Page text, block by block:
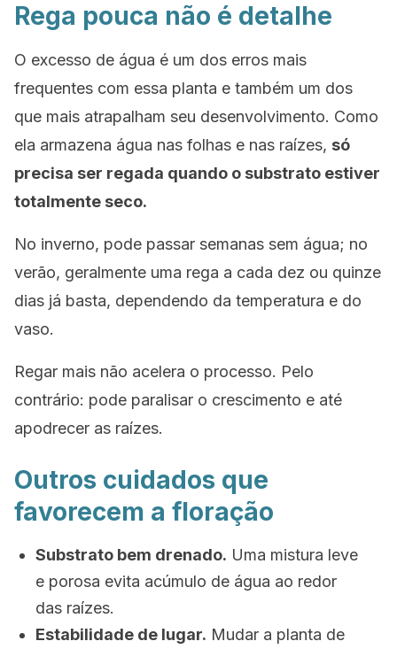
Rega pouca não é detalhe
O excesso de água é um dos erros mais
frequentes com essa planta e também um dos
que mais atrapalham seu desenvolvimento. Como
ela armazena água nas folhas e nas raízes, só
precisa ser regada quando o substrato estiver
totalmente seco.
No inverno, pode passar semanas sem água; no
verão, geralmente uma rega a cada dez ou quinze
dias já basta, dependendo da temperatura e do
vaso.
Regar mais não acelera o processo. Pelo
contrário: pode paralisar o crescimento e até
apodrecer as raízes.
Outros cuidados que
favorecem a floração
Substrato bem drenado. Uma mistura leve
e porosa evita acúmulo de água ao redor
das raízes.
Estabilidade de lugar. Mudar a planta de